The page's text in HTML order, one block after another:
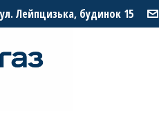
Лейпцизька, будинок 15
АКТУАЛЬНЕ